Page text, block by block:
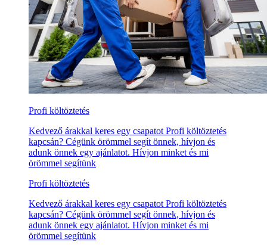
Profi költöztetés
Kedvező árakkal keres egy csapatot Profi költöztetés
kapcsán? Cégünk örömmel segít önnek, hívjon és
adunk önnek egy ajánlatot. Hívjon minket és mi
örömmel segítünk
Profi költöztetés
Kedvező árakkal keres egy csapatot Profi költöztetés
kapcsán? Cégünk örömmel segít önnek, hívjon és
adunk önnek egy ajánlatot. Hívjon minket és mi
örömmel segítünk